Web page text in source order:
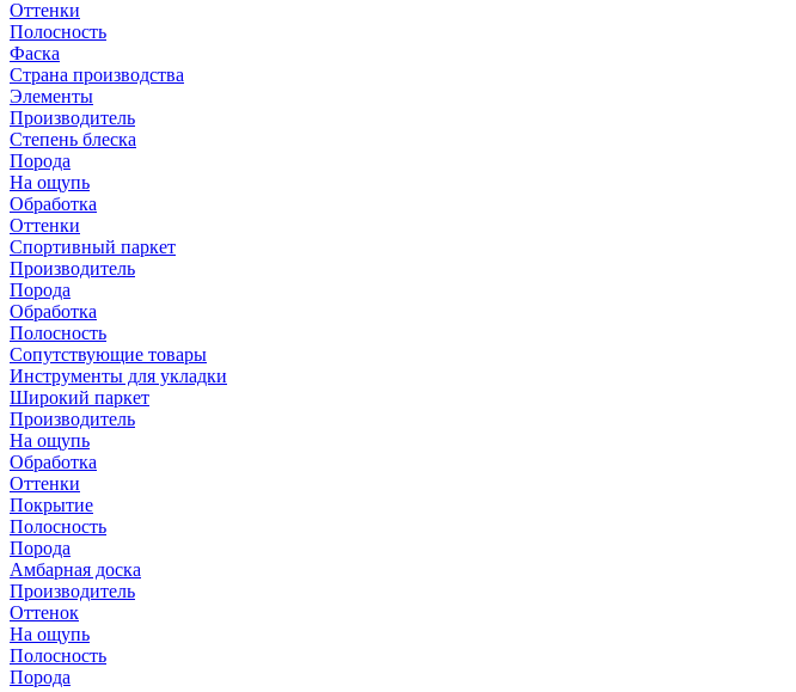
Оттенки
Полосность
Фаска
Страна производства
Элементы
Производитель
Степень блеска
Порода
На ощупь
Обработка
Оттенки
Спортивный паркет
Производитель
Порода
Обработка
Полосность
Сопутствующие товары
Инструменты для укладки
Широкий паркет
Производитель
На ощупь
Обработка
Оттенки
Покрытие
Полосность
Порода
Амбарная доска
Производитель
Оттенок
На ощупь
Полосность
Порода